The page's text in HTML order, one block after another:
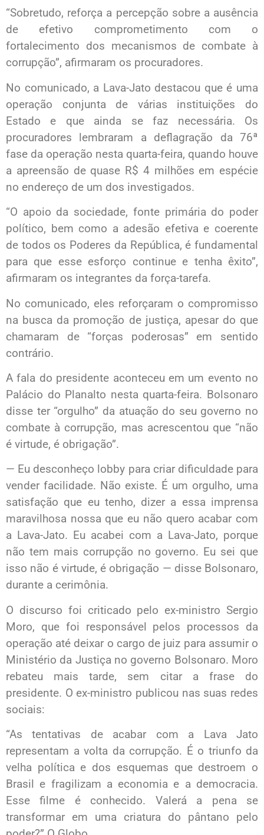
“Sobretudo, reforça a percepção sobre a ausência
de efetivo comprometimento com o
fortalecimento dos mecanismos de combate à
corrupção”, afirmaram os procuradores.
No comunicado, a Lava-Jato destacou que é uma
operação conjunta de várias instituições do
Estado e que ainda se faz necessária. Os
procuradores lembraram a deflagração da 76ª
fase da operação nesta quarta-feira, quando houve
a apreensão de quase R$ 4 milhões em espécie
no endereço de um dos investigados.
“O apoio da sociedade, fonte primária do poder
político, bem como a adesão efetiva e coerente
de todos os Poderes da República, é fundamental
para que esse esforço continue e tenha êxito”,
afirmaram os integrantes da força-tarefa.
No comunicado, eles reforçaram o compromisso
na busca da promoção de justiça, apesar do que
chamaram de “forças poderosas” em sentido
contrário.
A fala do presidente aconteceu em um evento no
Palácio do Planalto nesta quarta-feira. Bolsonaro
disse ter “orgulho” da atuação do seu governo no
combate à corrupção, mas acrescentou que “não
é virtude, é obrigação”.
— Eu desconheço lobby para criar dificuldade para
vender facilidade. Não existe. É um orgulho, uma
satisfação que eu tenho, dizer a essa imprensa
maravilhosa nossa que eu não quero acabar com
a Lava-Jato. Eu acabei com a Lava-Jato, porque
não tem mais corrupção no governo. Eu sei que
isso não é virtude, é obrigação — disse Bolsonaro,
durante a cerimônia.
O discurso foi criticado pelo ex-ministro Sergio
Moro, que foi responsável pelos processos da
operação até deixar o cargo de juiz para assumir o
Ministério da Justiça no governo Bolsonaro. Moro
rebateu mais tarde, sem citar a frase do
presidente. O ex-ministro publicou nas suas redes
sociais:
“As tentativas de acabar com a Lava Jato
representam a volta da corrupção. É o triunfo da
velha política e dos esquemas que destroem o
Brasil e fragilizam a economia e a democracia.
Esse filme é conhecido. Valerá a pena se
transformar em uma criatura do pântano pelo